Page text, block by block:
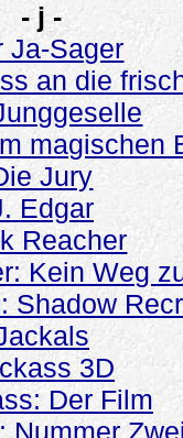
- j -
Ja-Sager
an die
magischen
Jury
Edgar
Reacher
Kein Weg
Shadow
3D
Der Film
Nummer